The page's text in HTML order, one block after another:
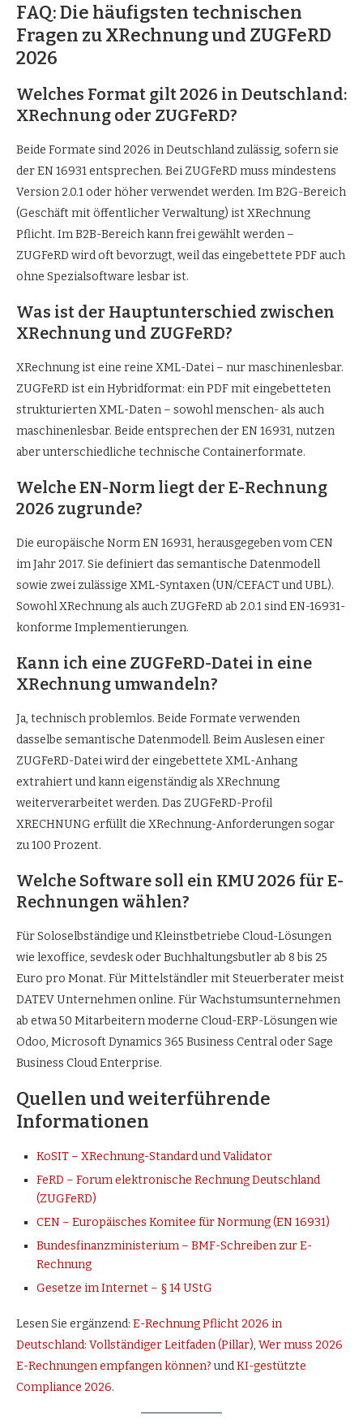
FAQ: Die häufigsten technischen
Fragen zu XRechnung und ZUGFeRD
2026
Welches Format gilt 2026 in Deutschland:
XRechnung oder ZUGFeRD?
Beide Formate sind 2026 in Deutschland zulässig, sofern sie
der EN 16931 entsprechen. Bei ZUGFeRD muss mindestens
Version 2.0.1 oder höher verwendet werden. Im B2G-Bereich
(Geschäft mit öffentlicher Verwaltung) ist XRechnung
Pflicht. Im B2B-Bereich kann frei gewählt werden –
ZUGFeRD wird oft bevorzugt, weil das eingebettete PDF auch
ohne Spezialsoftware lesbar ist.
Was ist der Hauptunterschied zwischen
XRechnung und ZUGFeRD?
XRechnung ist eine reine XML-Datei – nur maschinenlesbar.
ZUGFeRD ist ein Hybridformat: ein PDF mit eingebetteten
strukturierten XML-Daten – sowohl menschen- als auch
maschinenlesbar. Beide entsprechen der EN 16931, nutzen
aber unterschiedliche technische Containerformate.
Welche EN-Norm liegt der E-Rechnung
2026 zugrunde?
Die europäische Norm EN 16931, herausgegeben vom CEN
im Jahr 2017. Sie definiert das semantische Datenmodell
sowie zwei zulässige XML-Syntaxen (UN/CEFACT und UBL).
Sowohl XRechnung als auch ZUGFeRD ab 2.0.1 sind EN-16931-
konforme Implementierungen.
Kann ich eine ZUGFeRD-Datei in eine
XRechnung umwandeln?
Ja, technisch problemlos. Beide Formate verwenden
dasselbe semantische Datenmodell. Beim Auslesen einer
ZUGFeRD-Datei wird der eingebettete XML-Anhang
extrahiert und kann eigenständig als XRechnung
weiterverarbeitet werden. Das ZUGFeRD-Profil
XRECHNUNG erfüllt die XRechnung-Anforderungen sogar
zu 100 Prozent.
Welche Software soll ein KMU 2026 für E-
Rechnungen wählen?
Für Soloselbständige und Kleinstbetriebe Cloud-Lösungen
wie lexoffice, sevdesk oder Buchhaltungsbutler ab 8 bis 25
Euro pro Monat. Für Mittelständler mit Steuerberater meist
DATEV Unternehmen online. Für Wachstumsunternehmen
ab etwa 50 Mitarbeitern moderne Cloud-ERP-Lösungen wie
Odoo, Microsoft Dynamics 365 Business Central oder Sage
Business Cloud Enterprise.
Quellen und weiterführende
Informationen
KoSIT – XRechnung-Standard und Validator
FeRD – Forum elektronische Rechnung Deutschland
(ZUGFeRD)
CEN – Europäisches Komitee für Normung (EN 16931)
Bundesfinanzministerium – BMF-Schreiben zur E-
Rechnung
Gesetze im Internet – § 14 UStG
Lesen Sie ergänzend: E-Rechnung Pflicht 2026 in
Deutschland: Vollständiger Leitfaden (Pillar), Wer muss 2026
E-Rechnungen empfangen können?undKI-gestützte
Compliance 2026.